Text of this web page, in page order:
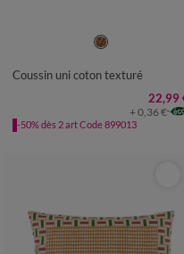
Coussin uni coton texturé
22,99
+ 0,36 €
-50% dès 2 art Code 899013